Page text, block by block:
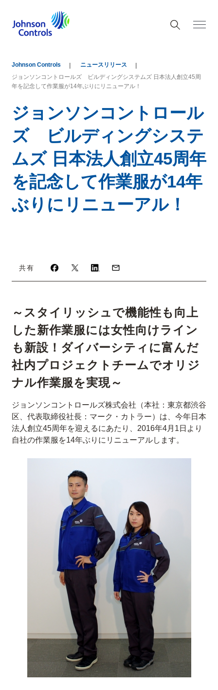
Johnson Controls
ニュースリリース
ジョンソンコントロールズ ビルディングシステムズ 日本法人創立45周
年を記念して作業服が14年ぶりにリニューアル！
ジョンソンコントロール
ズ ビルディングシステ
ムズ 日本法人創立45周年
を記念して作業服が14年
ぶりにリニューアル！
共有
～スタイリッシュで機能性も向上
した新作業服には女性向けライン
も新設！ダイバーシティに富んだ
社内プロジェクトチームでオリジ
ナル作業服を実現～
ジョンソンコントロールズ株式会社（本社：東京都渋谷
区、代表取締役社長：マーク・カトラー）は、今年日本
法人創立45周年を迎えるにあたり、2016年4月1日より
自社の作業服を14年ぶりにリニューアルします。